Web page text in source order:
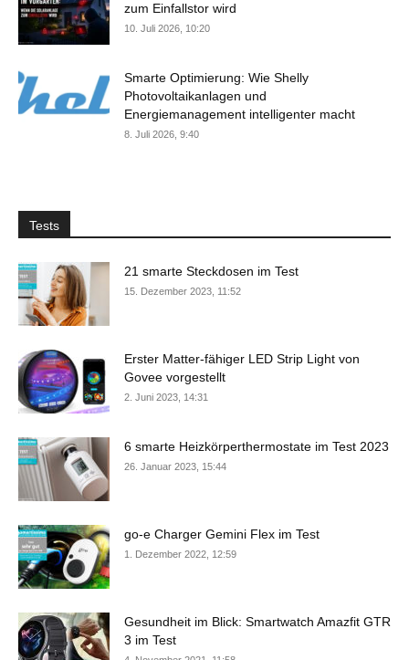
zum Einfallstor wird
10. Juli 2026, 10:20
Smarte Optimierung: Wie Shelly
Photovoltaikanlagen und
Energiemanagement intelligenter macht
8. Juli 2026, 9:40
Tests
21 smarte Steckdosen im Test
15. Dezember 2023, 11:52
Erster Matter-fähiger LED Strip Light von
Govee vorgestellt
2. Juni 2023, 14:31
6 smarte Heizkörperthermostate im Test 2023
26. Januar 2023, 15:44
go-e Charger Gemini Flex im Test
1. Dezember 2022, 12:59
Gesundheit im Blick: Smartwatch Amazfit GTR
3 im Test